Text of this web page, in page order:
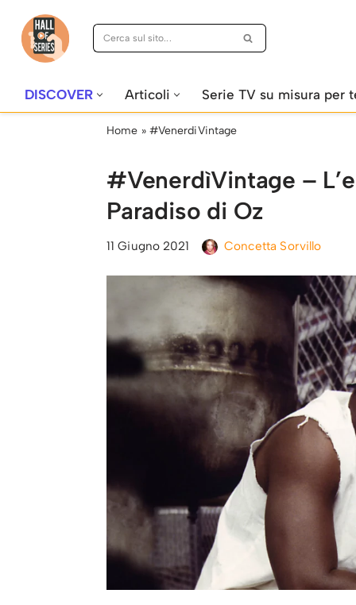
Vai
DISCOVER Articoli Serie TV su misura per
Home » #VenerdiVintage
#VenerdìVintage –
Paradiso di Oz
11 Giugno 2021 Concetta Sorvillo